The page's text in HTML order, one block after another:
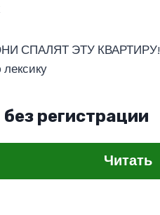
СПАЛЯТ ЭТУ КВАРТИРУ!
регистрации
Читать